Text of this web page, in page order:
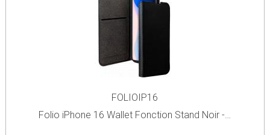
FOLIOIP16
Folio iPhone 16 Wallet Fonction Stand Noir -…